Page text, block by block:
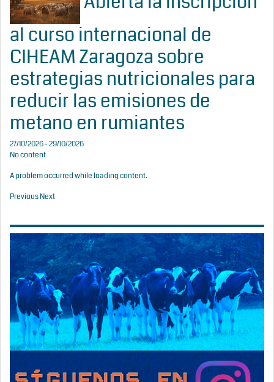
al curso internacional de
CIHEAM Zaragoza sobre
estrategias nutricionales para
reducir las emisiones de
metano en rumiantes
27/10/2026 - 29/10/2026
No content
A problem occurred while loading content.
PreviousNext